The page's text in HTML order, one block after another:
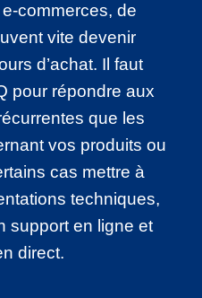
commerces, de
vite devenir
d’achat. Il faut
pour répondre aux
que les
vos produits ou
cas mettre à
techniques,
support en ligne et
direct.